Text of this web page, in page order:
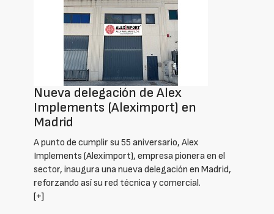
Nueva delegación de Alex
Implements (Aleximport) en
Madrid
A punto de cumplir su 55 aniversario, Alex
Implements (Aleximport), empresa pionera en el
sector, inaugura una nueva delegación en Madrid,
reforzando así su red técnica y comercial.
[+]